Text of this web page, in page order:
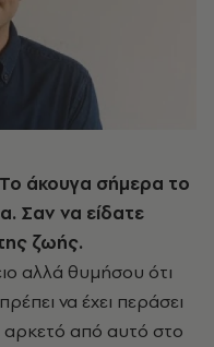
Το άκουγα σήμερα το
Σαν να είδατε
ζωής.
αλλά θυμήσου ότι
να έχει περάσει
αρκετό από αυτό στο